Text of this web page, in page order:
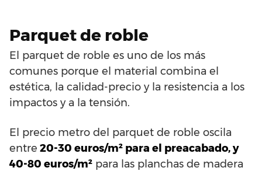
Parquet de roble
El parquet de roble es uno de los más
comunes porque el material combina el
estética, la calidad-precio y la resistencia a los
impactos y a la tensión.
El precio metro del parquet de roble oscila
entre 20-30 euros/m² para el preacabado, y
40-80 euros/m² para las planchas de madera